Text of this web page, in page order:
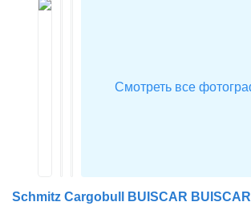
Schmitz Cargobull BUISCAR BUISCAR